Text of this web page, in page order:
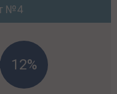
№4
12%